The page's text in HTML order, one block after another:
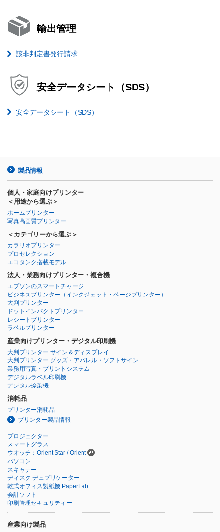
輸出管理
該非判定書発行請求
安全データシート（SDS）
安全データシート（SDS）
製品情報
個人・家庭向けプリンター
＜用途から選ぶ＞
ホームプリンター
写真高画質プリンター
＜カテゴリーから選ぶ＞
カラリオプリンター
プロセレクション
エコタンク搭載モデル
法人・業務向けプリンター・複合機
エプソンのスマートチャージ
ビジネスプリンター （インクジェット・ページプリンター）
大判プリンター
ドットインパクトプリンター
レシートプリンター
ラベルプリンター
産業向けプリンター・デジタル印刷機
大判プリンター サイン＆ディスプレイ
大判プリンター グッズ・アパレル・ソフトサイン
業務用写真・プリントシステム
デジタルラベル印刷機
デジタル捺染機
消耗品
プリンター消耗品
プリンター製品情報
プロジェクター
スマートグラス
ウオッチ：Orient Star / Orient
パソコン
スキャナー
ディスク デュプリケーター
乾式オフィス製紙機 PaperLab
会計ソフト
印刷管理セキュリティー
産業向け製品